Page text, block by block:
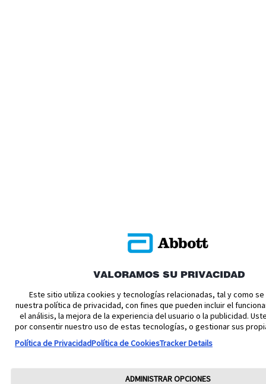
VALORAMOS SU PRIVACIDAD
Este sitio utiliza cookies y tecnologías relacionadas, tal y como
nuestra política de privacidad, con fines que pueden incluir el
el análisis, la mejora de la experiencia del usuario o la publicidad.
por consentir nuestro uso de estas tecnologías, o gestionar sus
Política de PrivacidadPolítica de CookiesTracker Details
ADMINISTRAR OPCIONES